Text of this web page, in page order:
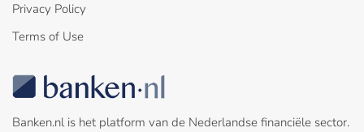
Privacy Policy
Terms of Use
Banken.nl is het platform van de Nederlandse financiële sector.